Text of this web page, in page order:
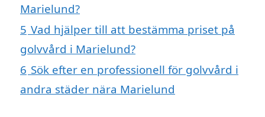
Marielund?
5 Vad hjälper till att bestämma priset på
golvvård i Marielund?
6 Sök efter en professionell för golvvård i
andra städer nära Marielund